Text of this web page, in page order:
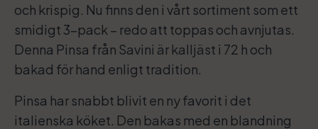
och krispig. Nu finns den i vårt sortiment som ett
smidigt 3-pack – redo att toppas och avnjutas.
Denna Pinsa från Savini är kalljäst i 72 h och
bakad för hand enligt tradition.
Pinsa har snabbt blivit en ny favorit i det
italienska köket. Den bakas med en blandning